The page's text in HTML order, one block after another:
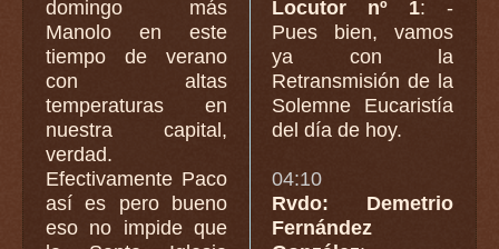
domingo más
Manolo en este
tiempo de verano
con altas
temperaturas en
nuestra capital,
verdad.
Efectivamente Paco
así es pero bueno
eso no impide que
Locutor nº 1: -
Pues bien, vamos
ya con la
Retransmisión de la
Solemne Eucaristía
del día de hoy.
04:10
Rvdo: Demetrio
Fernández